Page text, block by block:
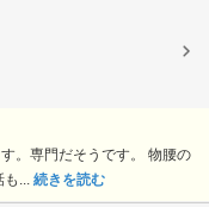
。専門だそうです。 物腰の
も... 続きを読む